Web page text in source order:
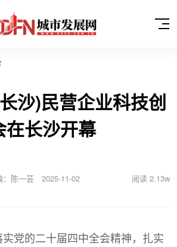
沙)民营企业科技创
在长沙开幕
：陈一芸 2025-11-02 阅读 2.13w
党的二十届四中全会精神，扎实